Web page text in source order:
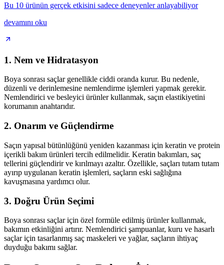
Bu 10 ürünün gerçek etkisini sadece deneyenler anlayabiliyor
devamını oku
1. Nem ve Hidratasyon
Boya sonrası saçlar genellikle ciddi oranda kurur. Bu nedenle,
düzenli ve derinlemesine nemlendirme işlemleri yapmak gerekir.
Nemlendirici ve besleyici ürünler kullanmak, saçın elastikiyetini
korumanın anahtarıdır.
2. Onarım ve Güçlendirme
Saçın yapısal bütünlüğünü yeniden kazanması için keratin ve protein
içerikli bakım ürünleri tercih edilmelidir. Keratin bakımları, saç
tellerini güçlendirir ve kırılmayı azaltır. Özellikle, saçları tutam tutam
ayırıp uygulanan keratin işlemleri, saçların eski sağlığına
kavuşmasına yardımcı olur.
3. Doğru Ürün Seçimi
Boya sonrası saçlar için özel formüle edilmiş ürünler kullanmak,
bakımın etkinliğini artırır. Nemlendirici şampuanlar, kuru ve hasarlı
saçlar için tasarlanmış saç maskeleri ve yağlar, saçların ihtiyaç
duyduğu bakımı sağlar.